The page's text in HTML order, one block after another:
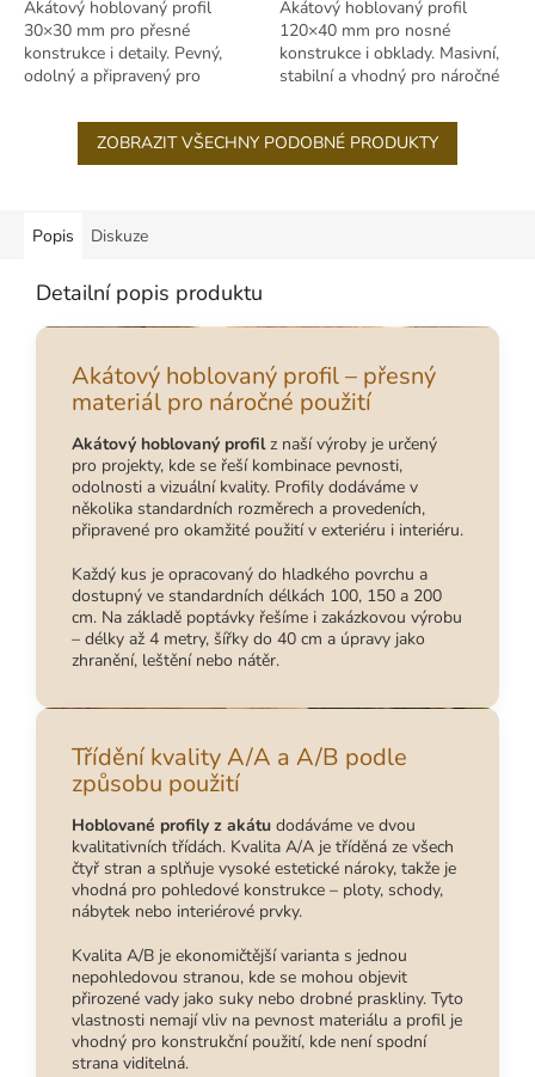
Akátový hoblovaný profil
30×30 mm pro přesné
konstrukce i detaily. Pevný,
odolný a připravený pro
Akátový hoblovaný profil
120×40 mm pro nosné
konstrukce i obklady. Masivní,
stabilní a vhodný pro náročné
ZOBRAZIT VŠECHNY PODOBNÉ PRODUKTY
Popis Diskuze
Detailní popis produktu
Akátový hoblovaný profil – přesný
materiál pro náročné použití
Akátový hoblovaný profilz naší výroby je určený
pro projekty, kde se řeší kombinace pevnosti,
odolnosti a vizuální kvality. Profily dodáváme v
několika standardních rozměrech a provedeních,
připravené pro okamžité použití v exteriéru i interiéru.
Každý kus je opracovaný do hladkého povrchu a
dostupný ve standardních délkách 100, 150 a 200
cm. Na základě poptávky řešíme i zakázkovou výrobu
– délky až 4 metry, šířky do 40 cm a úpravy jako
zhranění, leštění nebo nátěr.
Třídění kvality A/A a A/B podle
způsobu použití
Hoblované profily z akátu dodáváme ve dvou
kvalitativních třídách. Kvalita A/A je tříděná ze všech
čtyř stran a splňuje vysoké estetické nároky, takže je
vhodná pro pohledové konstrukce – ploty, schody,
nábytek nebo interiérové prvky.
Kvalita A/B je ekonomičtější varianta s jednou
nepohledovou stranou, kde se mohou objevit
přirozené vady jako suky nebo drobné praskliny. Tyto
vlastnosti nemají vliv na pevnost materiálu a profil je
vhodný pro konstrukční použití, kde není spodní
strana viditelná.